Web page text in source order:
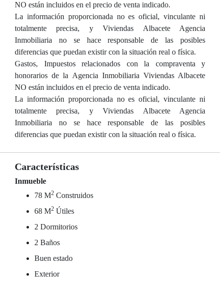
NO están incluidos en el precio de venta indicado.
La información proporcionada no es oficial, vinculante ni
totalmente precisa, y Viviendas Albacete Agencia
Inmobiliaria no se hace responsable de las posibles
diferencias que puedan existir con la situación real o física.
Gastos, Impuestos relacionados con la compraventa y
honorarios de la Agencia Inmobiliaria Viviendas Albacete
NO están incluidos en el precio de venta indicado.
La información proporcionada no es oficial, vinculante ni
totalmente precisa, y Viviendas Albacete Agencia
Inmobiliaria no se hace responsable de las posibles
diferencias que puedan existir con la situación real o física.
Características
Inmueble
78 M2 Construidos
68 M2 Útiles
2 Dormitorios
2 Baños
Buen estado
Exterior